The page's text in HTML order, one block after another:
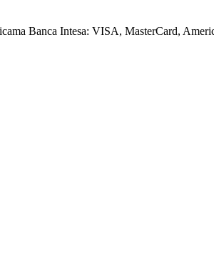
Banca Intesa: VISA, MasterCard,